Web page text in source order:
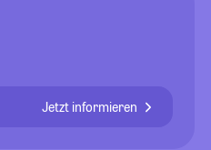
Jetzt informieren